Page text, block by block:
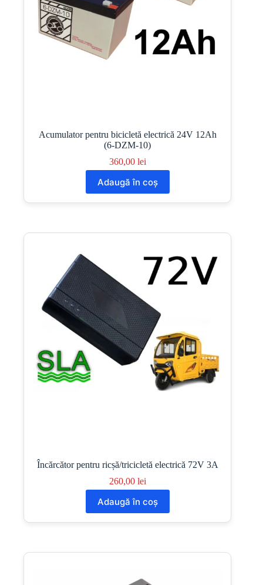
Acumulator pentru bicicletă electrică 24V 12Ah
(6-DZM-10)
360,00 lei
Adaugă în coș
Încărcător pentru ricșă/tricicletă electrică 72V 3A
260,00 lei
Adaugă în coș